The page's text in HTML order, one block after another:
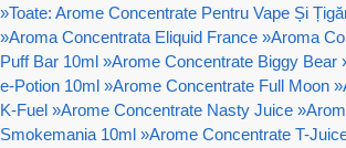
»Toate: Arome Concentrate Pentru Vape Și
»Aroma Concentrata Eliquid France »Aroma
Puff Bar 10ml »Arome Concentrate Biggy Bear
e-Potion 10ml »Arome Concentrate Full Moon »
K-Fuel »Arome Concentrate Nasty Juice »
Smokemania 10ml »Arome Concentrate T-